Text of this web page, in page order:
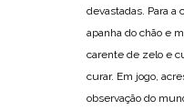
devastadas. Para
apanha do chão e
carente de zelo e
curar. Em jogo,
observação do